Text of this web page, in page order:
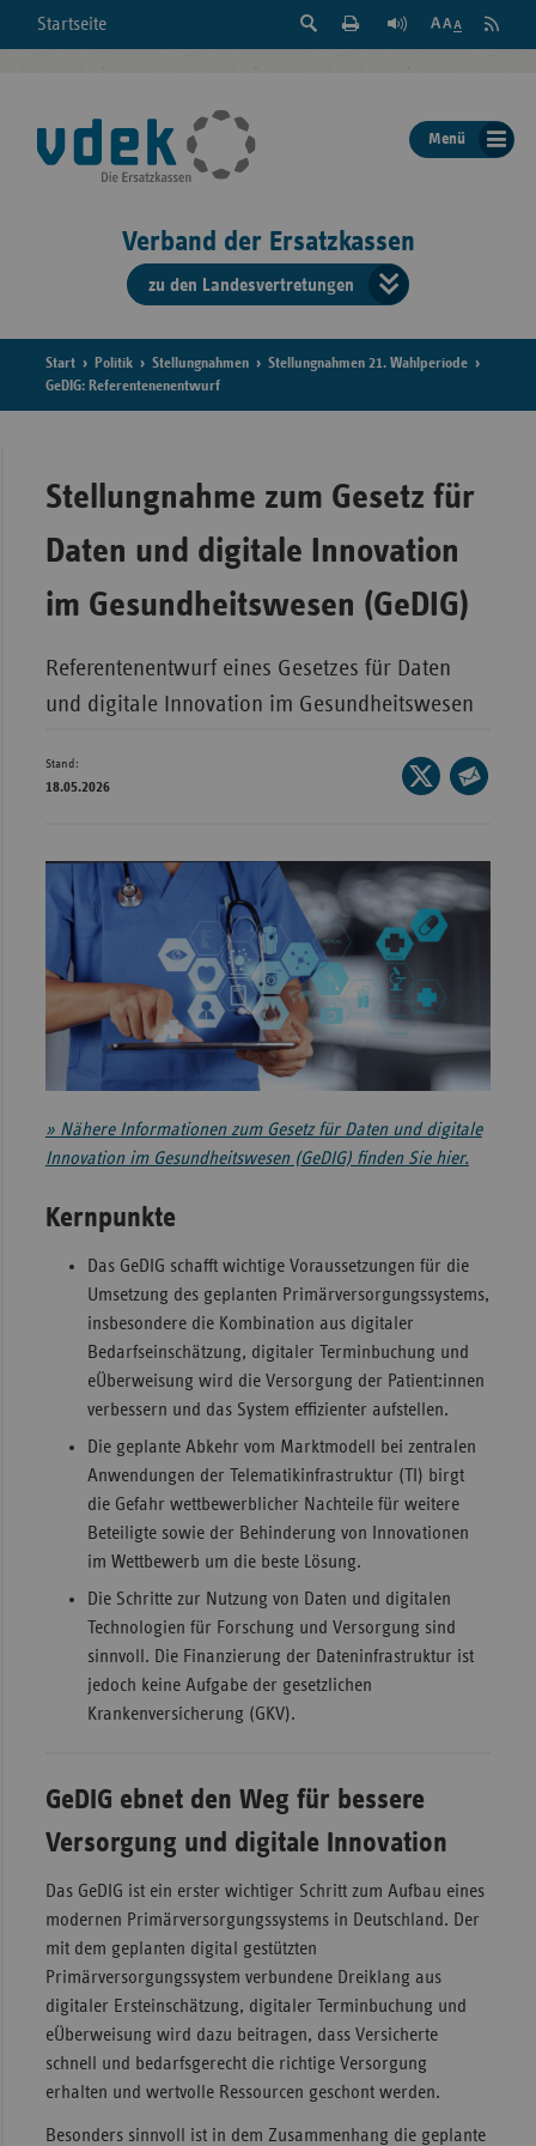
Startseite
Suche
der
Seite
Feed
Menü
Verband der Ersatzkassen
zu den Landesvertretungen
der
Hessen
Start Politik Stellungnahmen
Stellungnahmen 21. Wahlperiode
GeDIG: Referentenenentwurf
Stellungnahme zum Gesetz für
Daten und digitale Innovation
im Gesundheitswesen (GeDIG)
Referentenentwurf eines Gesetzes für Daten
und digitale Innovation im Gesundheitswesen
Stand:
18.05.2026
Seite
auf
E-
» Nähere Informationen zum Gesetz für Daten und digitale
Innovation im Gesundheitswesen (GeDIG) finden Sie hier.
Kernpunkte
Das GeDIG schafft wichtige Voraussetzungen für die
Umsetzung des geplanten Primärversorgungssystems,
insbesondere die Kombination aus digitaler
Bedarfseinschätzung, digitaler Terminbuchung und
eÜberweisung wird die Versorgung der Patient:innen
verbessern und das System effizienter aufstellen.
Die geplante Abkehr vom Marktmodell bei zentralen
Anwendungen der Telematikinfrastruktur (TI) birgt
die Gefahr wettbewerblicher Nachteile für weitere
Beteiligte sowie der Behinderung von Innovationen
im Wettbewerb um die beste Lösung.
Die Schritte zur Nutzung von Daten und digitalen
Technologien für Forschung und Versorgung sind
sinnvoll. Die Finanzierung der Dateninfrastruktur ist
jedoch keine Aufgabe der gesetzlichen
Krankenversicherung (GKV).
GeDIG ebnet den Weg für bessere
Versorgung und digitale Innovation
Das GeDIG ist ein erster wichtiger Schritt zum Aufbau eines
modernen Primärversorgungssystems in Deutschland. Der
mit dem geplanten digital gestützten
Primärversorgungssystem verbundene Dreiklang aus
digitaler Ersteinschätzung, digitaler Terminbuchung und
eÜberweisung wird dazu beitragen, dass Versicherte
schnell und bedarfsgerecht die richtige Versorgung
erhalten und wertvolle Ressourcen geschont werden.
Besonders sinnvoll ist in dem Zusammenhang die geplante